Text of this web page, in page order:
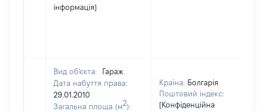
інформація]
Вид об'єкта:
Гараж
Дата набуття права:
29.01.2010
Загальна площа (м2):
Країна: Болгарія
Поштовий індекс:
[Конфіденційна